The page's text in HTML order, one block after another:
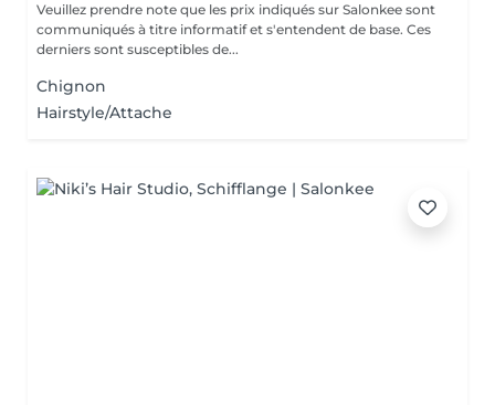
Veuillez prendre note que les prix indiqués sur Salonkee sont
communiqués à titre informatif et s'entendent de base. Ces
derniers sont susceptibles de...
Chignon
Hairstyle/Attache